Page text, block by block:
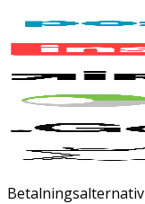
Betalningsalternativ